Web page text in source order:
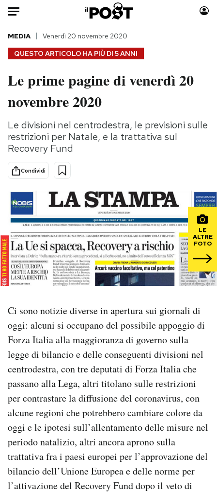
Auto
HOME
Italia
Politica
Tecnologia
Internet
Scienza
Cultura
Economia
Sport
Moda
Storie/Idee
Ok Boomer!
Mondiali calcio 2026
PODCAST
NEWSLETTER
SHOP
CALENDARIO
AREA PERSONALE
Area Personale
Newsletter
Notifiche mobile
Regala il Post
Hai bisogno di aiuto?
Esci
QUESTO ARTICOLO HA PIÙ DI 5 ANNI
MEDIA Venerdì 20 novembre 2020
Le prime pagine di venerdì 20
novembre 2020
Le divisioni nel centrodestra, le previsioni sulle
restrizioni per Natale, e la trattativa sul
Recovery Fund
Condividi
LE
ALTRE
FOTO
Ci sono notizie diverse in apertura sui giornali di
oggi: alcuni si occupano del possibile appoggio di
Forza Italia alla maggioranza di governo sulla
legge di bilancio e delle conseguenti divisioni nel
centrodestra, con tre deputati di Forza Italia che
passano alla Lega, altri titolano sulle restrizioni
per contrastare la diffusione del coronavirus, con
alcune regioni che potrebbero cambiare colore da
oggi e le ipotesi sull’allentamento delle misure nel
periodo natalizio, altri ancora aprono sulla
trattativa fra i paesi europei per l’approvazione del
bilancio dell’Unione Europea e delle norme per
l’attivazione del Recovery Fund dopo il veto di